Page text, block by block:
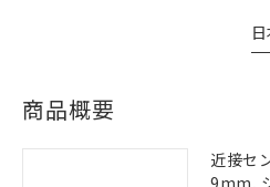
商品概要
近接セ
9mm,